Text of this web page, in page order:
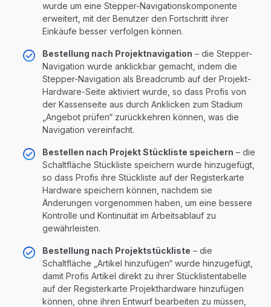
wurde um eine Stepper-Navigationskomponente
erweitert, mit der Benutzer den Fortschritt ihrer
Einkäufe besser verfolgen können.
Bestellung nach Projektnavigation – die Stepper-
Navigation wurde anklickbar gemacht, indem die
Stepper-Navigation als Breadcrumb auf der Projekt-
Hardware-Seite aktiviert wurde, so dass Profis von
der Kassenseite aus durch Anklicken zum Stadium
„Angebot prüfen“ zurückkehren können, was die
Navigation vereinfacht.
Bestellen nach Projekt Stückliste speichern – die
Schaltfläche Stückliste speichern wurde hinzugefügt,
so dass Profis ihre Stückliste auf der Registerkarte
Hardware speichern können, nachdem sie
Änderungen vorgenommen haben, um eine bessere
Kontrolle und Kontinuität im Arbeitsablauf zu
gewährleisten.
Bestellung nach Projektstückliste – die
Schaltfläche „Artikel hinzufügen“ wurde hinzugefügt,
damit Profis Artikel direkt zu ihrer Stücklistentabelle
auf der Registerkarte Projekthardware hinzufügen
können, ohne ihren Entwurf bearbeiten zu müssen,